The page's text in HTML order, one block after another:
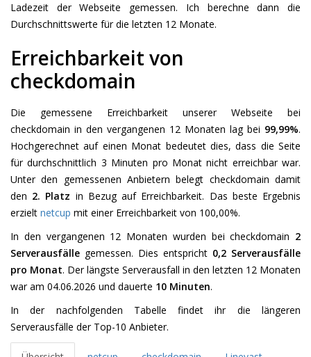
Ladezeit der Webseite gemessen. Ich berechne dann die
Durchschnittswerte für die letzten 12 Monate.
Erreichbarkeit von
checkdomain
Die gemessene Erreichbarkeit unserer Webseite bei
checkdomain in den vergangenen 12 Monaten lag bei 99,99%.
Hochgerechnet auf einen Monat bedeutet dies, dass die Seite
für durchschnittlich 3 Minuten pro Monat nicht erreichbar war.
Unter den gemessenen Anbietern belegt checkdomain damit
den 2. Platz in Bezug auf Erreichbarkeit. Das beste Ergebnis
erzielt netcup mit einer Erreichbarkeit von 100,00%.
In den vergangenen 12 Monaten wurden bei checkdomain 2
Serverausfälle gemessen. Dies entspricht 0,2 Serverausfälle
pro Monat. Der längste Serverausfall in den letzten 12 Monaten
war am 04.06.2026 und dauerte 10 Minuten.
In der nachfolgenden Tabelle findet ihr die längeren
Serverausfälle der Top-10 Anbieter.